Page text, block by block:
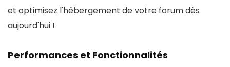
et optimisez l'hébergement de votre forum dès
aujourd'hui !
Performances et Fonctionnalités